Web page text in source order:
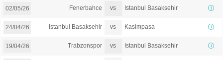
02/05/26 Fenerbahce vs Istanbul Basaksehir
24/04/26 Istanbul Basaksehir vs Kasimpasa
19/04/26 Trabzonspor vs Istanbul Basaksehir